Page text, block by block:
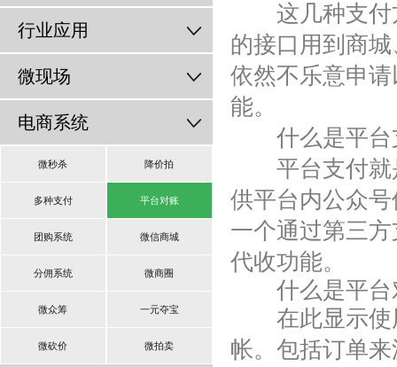
行业应用
微现场
电商系统
微秒杀 降价拍
多种支付 平台对账
团购系统 微信商城
分佣系统 微商圈
微众筹 一元夺宝
微砍价 微拍卖
这几种支付
的接口用到商
依然不乐意申
能。
什么是平台
平台支付就
供平台内公众
一个通过第三
代收功能。
什么是平台
在此显示
帐。 包括订单